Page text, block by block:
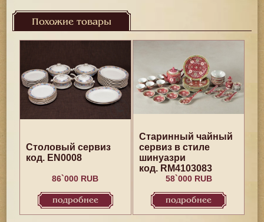
Похожие товары
Столовый сервиз
код. EN0008
86`000 RUB
подробнее
Старинный чайный
сервиз в стиле
шинуазри
код. RM4103083
58`000 RUB
подробнее